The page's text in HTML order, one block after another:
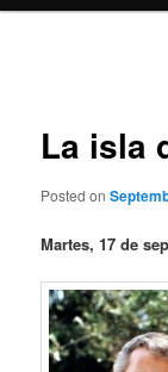
La isla
Posted on
Martes, 17 de